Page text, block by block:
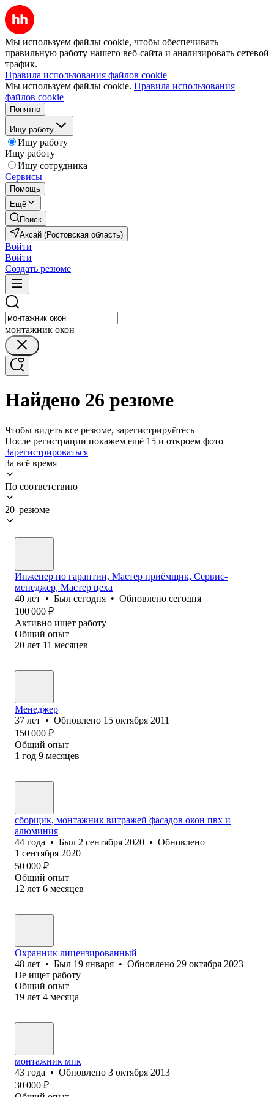
Мы используем файлы cookie, чтобы обеспечивать
правильную работу нашего веб-сайта и анализировать сетевой
трафик.
Правила использования файлов cookie
Мы используем файлы cookie. Правила использования
файлов cookie
Понятно
Ищу работу
Ищу работу
Ищу работу
Ищу сотрудника
Сервисы
Помощь
Ещё
Поиск
Аксай (Ростовская область)
Войти
Войти
Создать резюме
монтажник окон
Найдено 26 резюме
Чтобы видеть все резюме, зарегистрируйтесь
После регистрации покажем ещё 15 и откроем фото
Зарегистрироваться
За всё время
По соответствию
20 резюме
Инженер по гарантии, Мастер приёмщик, Сервис-
менеджер, Мастер цеха
40 лет • Был сегодня • Обновлено сегодня
100 000 ₽
Активно ищет работу
Общий опыт
20 лет 11 месяцев
Менеджер
37 лет • Обновлено 15 октября 2011
150 000 ₽
Общий опыт
1 год 9 месяцев
сборщик, монтажник витражей фасадов окон пвх и
алюминия
44 года • Был 2 сентября 2020 • Обновлено
1 сентября 2020
50 000 ₽
Общий опыт
12 лет 6 месяцев
Охранник лицензированный
48 лет • Был 19 января • Обновлено 29 октября 2023
Не ищет работу
Общий опыт
19 лет 4 месяца
монтажник мпк
43 года • Обновлено 3 октября 2013
30 000 ₽